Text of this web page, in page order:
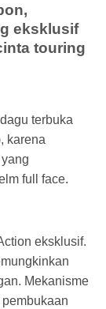
eksklusif
touring
terbuka
karena
full face.
eksklusif.
Mekanisme